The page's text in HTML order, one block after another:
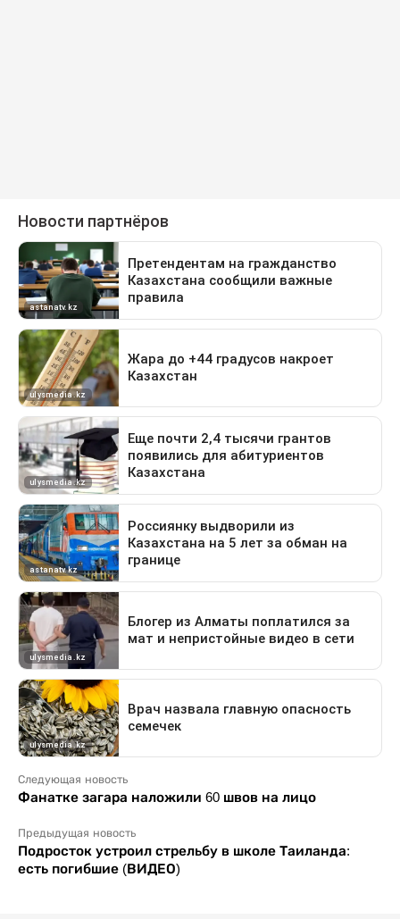
Следующая новость
Фанатке загара наложили 60 швов на лицо
Предыдущая новость
Подросток устроил стрельбу в школе Таиланда:
есть погибшие (ВИДЕО)